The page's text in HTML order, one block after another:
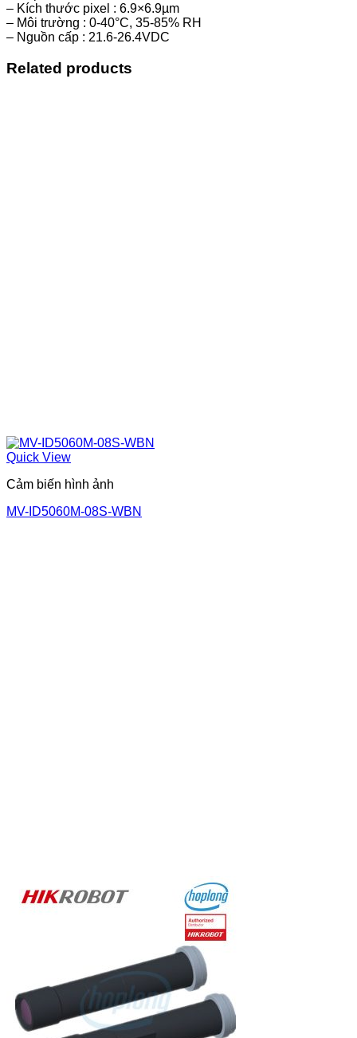
– Kích thước pixel : 6.9×6.9µm
– Môi trường : 0-40°C, 35-85% RH
– Nguồn cấp : 21.6-26.4VDC
Related products
Quick View
Cảm biến hình ảnh
MV-ID5060M-08S-WBN